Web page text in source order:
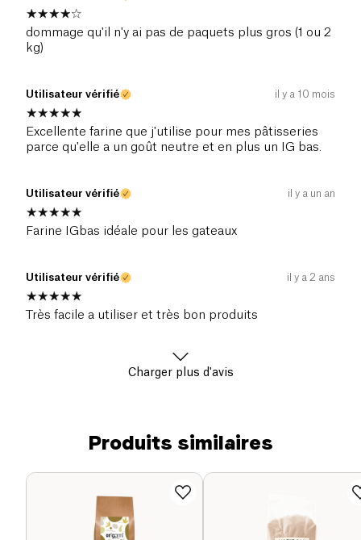
dommage qu'il n'y ai pas de paquets plus gros (1 ou 2
kg)
Utilisateur vérifié il y a 10 mois
Excellente farine que j'utilise pour mes pâtisseries
parce qu'elle a un goût neutre et en plus un IG bas.
Utilisateur vérifié il y a un an
Farine IGbas idéale pour les gateaux
Utilisateur vérifié il y a 2 ans
Très facile a utiliser et très bon produits
Charger plus d'avis
Produits similaires